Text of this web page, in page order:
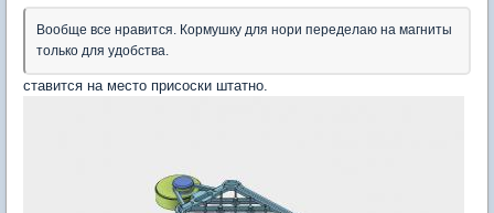
Вообще все нравится. Кормушку для нори переделаю на магниты
только для удобства.
ставится на место присоски штатно.